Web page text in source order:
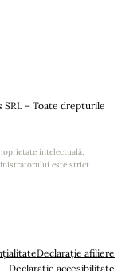
SRL – Toate drepturile
intelectuală,
este strict
Declarație afiliere
Declarație accesibilitate